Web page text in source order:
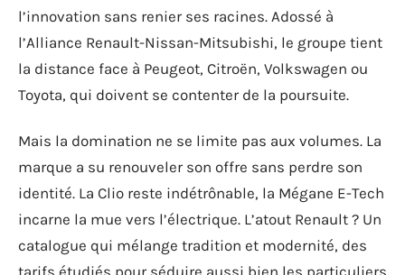
l’innovation sans renier ses racines. Adossé à
l’Alliance Renault-Nissan-Mitsubishi, le groupe tient
la distance face à Peugeot, Citroën, Volkswagen ou
Toyota, qui doivent se contenter de la poursuite.
Mais la domination ne se limite pas aux volumes. La
marque a su renouveler son offre sans perdre son
identité. La Clio reste indétrônable, la Mégane E-Tech
incarne la mue vers l’électrique. L’atout Renault ? Un
catalogue qui mélange tradition et modernité, des
tarifs étudiés pour séduire aussi bien les particuliers